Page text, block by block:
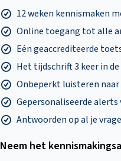
12 weken kennismaken
Online toegang tot alle
Eén geaccrediteerde
Het tijdschrift 3 keer in de
Onbeperkt luisteren naar
Gepersonaliseerde
Antwoorden op al je
Neem het